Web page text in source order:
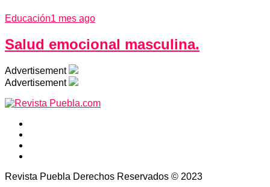
Educación1 mes ago
Salud emocional masculina.
Advertisement
Advertisement
Revista Puebla Derechos Reservados © 2023